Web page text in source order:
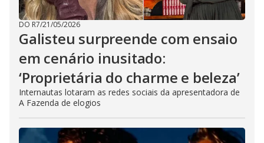
DO R7/21/05/2026
Galisteu surpreende com ensaio
em cenário inusitado:
‘Proprietária do charme e beleza’
Internautas lotaram as redes sociais da apresentadora de
A Fazenda de elogios